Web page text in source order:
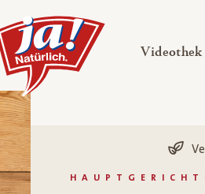
ausklappen Videothek